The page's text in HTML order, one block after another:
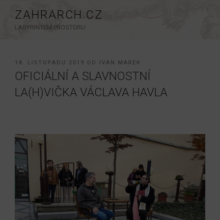
obsahu
ZAHRARCH.CZ
LABYRINTEM PROSTORU
PUBLIKOVÁNO
18. LISTOPADU 2019 OD IVAN MAREK
OFICIÁLNÍ A SLAVNOSTNÍ
LA(H)VIČKA VÁCLAVA HAVLA